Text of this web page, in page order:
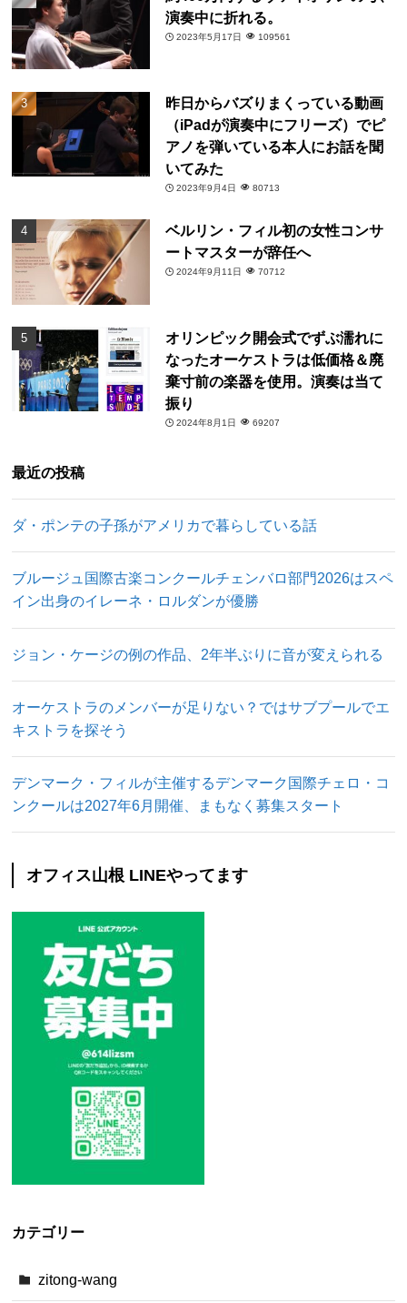
演奏中に折れる。
2023年5月17日 109561
昨日からバズりまくっている動画
（iPadが演奏中にフリーズ）でピ
アノを弾いている本人にお話を聞
いてみた
2023年9月4日 80713
ベルリン・フィル初の女性コンサ
ートマスターが辞任へ
2024年9月11日 70712
オリンピック開会式でずぶ濡れに
なったオーケストラは低価格＆廃
棄寸前の楽器を使用。演奏は当て
振り
2024年8月1日 69207
最近の投稿
ダ・ポンテの子孫がアメリカで暮らしている話
ブルージュ国際古楽コンクールチェンバロ部門2026はスペ
イン出身のイレーネ・ロルダンが優勝
ジョン・ケージの例の作品、2年半ぶりに音が変えられる
オーケストラのメンバーが足りない？ではサブプールでエ
キストラを探そう
デンマーク・フィルが主催するデンマーク国際チェロ・コ
ンクールは2027年6月開催、まもなく募集スタート
オフィス山根 LINEやってます
カテゴリー
zitong-wang